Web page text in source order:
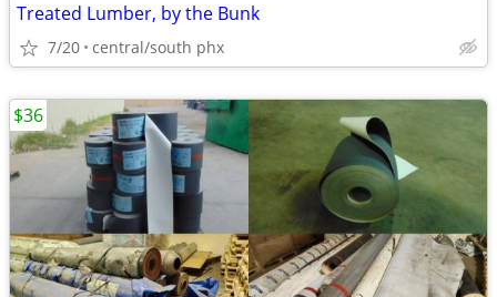
Treated Lumber, by the Bunk
7/20 central/south phx
$36